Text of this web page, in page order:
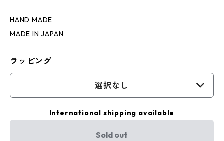
HAND MADE
MADE IN JAPAN
ラッピング
選択なし
International shipping available
Sold out